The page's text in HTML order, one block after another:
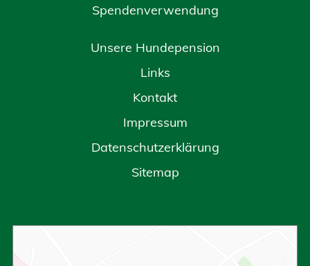
Spendenverwendung
Unsere Hundepension
Links
Kontakt
Impressum
Datenschutzerklärung
Sitemap